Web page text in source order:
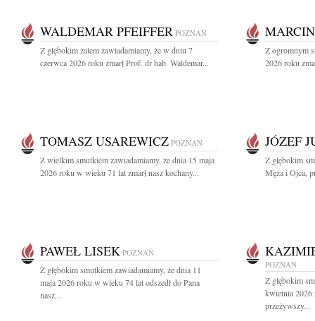
WALDEMAR PFEIFFER POZNAŃ
Z głębokim żalem zawiadamiamy, że w dniu 7
czerwca 2026 roku zmarł Prof. dr hab. Waldemar...
Z ogromnym
2026 roku
TOMASZ USAREWICZ POZNAŃ
Z wielkim smutkiem zawiadamiamy, że dnia 15 maja
2026 roku w wieku 71 lat zmarł nasz kochany...
JÓZEF
Z głębokim
Męża i Ojca,
PAWEŁ LISEK POZNAŃ
Z głębokim smutkiem zawiadamiamy, że dnia 11
maja 2026 roku w wieku 74 lat odszedł do Pana
nasz...
POZNAŃ
Z głębokim
kwietnia 2026
przeżywszy...